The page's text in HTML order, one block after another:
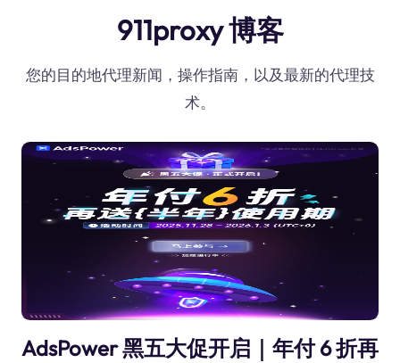
911proxy 博客
您的目的地代理新闻，操作指南，以及最新的代理技
术。
AdsPower 黑五大促开启｜年付 6 折再